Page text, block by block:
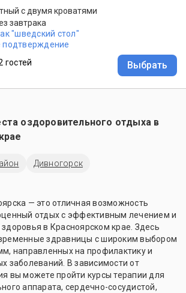
с двумя кроватями
завтрака
"шведский стол"
гостей Выбрать
оздоровительного отдыха в
Дивногорск
— это отличная возможность
отдых с эффективным лечением и
в Красноярском крае. Здесь
здравницы с широким выбором
направленных на профилактику и
заболеваний. В зависимости от
вы можете пройти курсы терапии для
аппарата, сердечно-сосудистой,